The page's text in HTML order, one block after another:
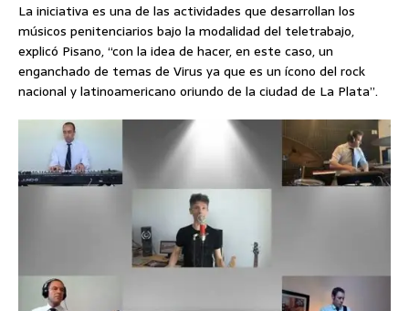
La iniciativa es una de las actividades que desarrollan los
músicos penitenciarios bajo la modalidad del teletrabajo,
explicó Pisano, “con la idea de hacer, en este caso, un
enganchado de temas de Virus ya que es un ícono del rock
nacional y latinoamericano oriundo de la ciudad de La Plata”.